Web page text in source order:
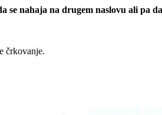
nahaja na drugem naslovu ali pa
črkovanje.